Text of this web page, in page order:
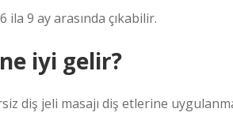
9 ay arasında çıkabilir.
iyi gelir?
diş jeli masajı diş etlerine